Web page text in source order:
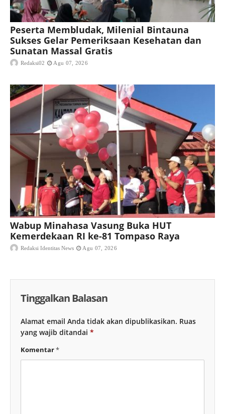
Peserta Membludak, Milenial Bintauna
Sukses Gelar Pemeriksaan Kesehatan dan
Sunatan Massal Gratis
Redaksi02 Agu 07, 2026
Wabup Minahasa Vasung Buka HUT
Kemerdekaan RI ke-81 Tompaso Raya
Redaksi Identitas News Agu 07, 2026
Tinggalkan Balasan
Alamat email Anda tidak akan dipublikasikan. Ruas
yang wajib ditandai *
Komentar*